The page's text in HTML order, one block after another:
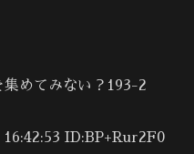
集めてみない？193-2
ID:BP+Rur2F0